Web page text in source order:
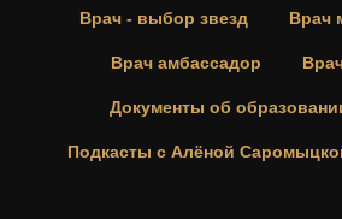
Врач - выбор звезд Врач
Врач амбассадор
Документы об
Подкасты с Алёной